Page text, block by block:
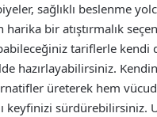
sağlıklı beslenme
harika bir atıştırmalık
tariflerle kendi
hazırlayabilirsiniz.
üreterek hem
keyfinizi sürdürebilirsiniz.